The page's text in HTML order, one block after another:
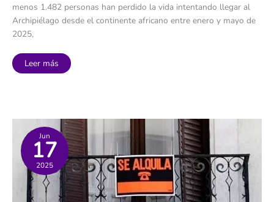
menos 1.482 personas han perdido la vida intentando llegar al
Archipiélago desde el continente africano entre enero y mayo de
2025,
La
ruta
1.482
vidas
entre
enero
mayo
Leer más
Jun
17
2025